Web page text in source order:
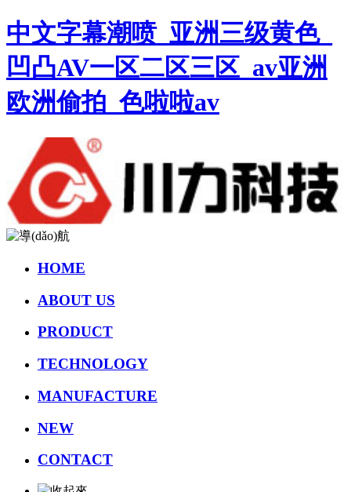
中文字幕潮喷_亚洲三级黄色_
凹凸AV一区二区三区_av亚洲
欧洲偷拍_色啦啦av
HOME
ABOUT US
PRODUCT
TECHNOLOGY
MANUFACTURE
NEW
CONTACT